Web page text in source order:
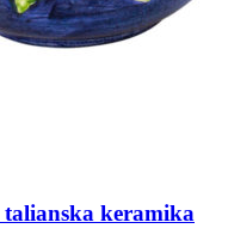
keramika